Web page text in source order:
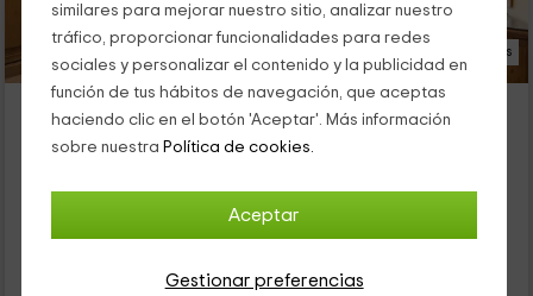
similares para mejorar nuestro sitio, analizar nuestro
tráfico, proporcionar funcionalidades para redes
sociales y personalizar el contenido y la publicidad en
función de tus hábitos de navegación, que aceptas
haciendo clic en el botón 'Aceptar'. Más información
sobre nuestra Política de cookies.
Aceptar
Gestionar preferencias
31 Fotos
0 opiniones
5 habitaciones